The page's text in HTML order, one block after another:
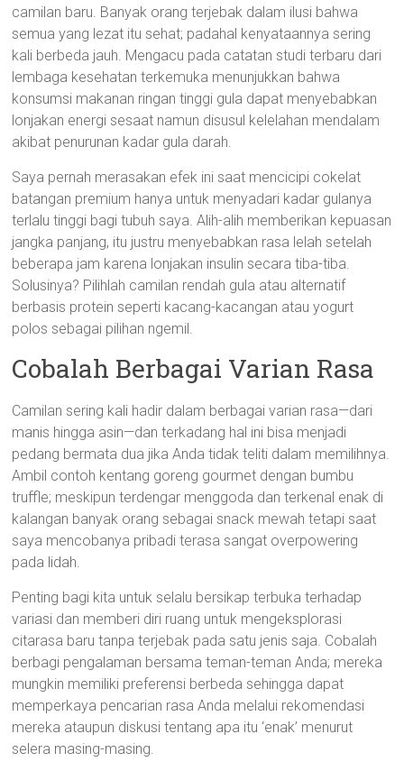
camilan baru. Banyak orang terjebak dalam ilusi bahwa
semua yang lezat itu sehat; padahal kenyataannya sering
kali berbeda jauh. Mengacu pada catatan studi terbaru dari
lembaga kesehatan terkemuka menunjukkan bahwa
konsumsi makanan ringan tinggi gula dapat menyebabkan
lonjakan energi sesaat namun disusul kelelahan mendalam
akibat penurunan kadar gula darah.
Saya pernah merasakan efek ini saat mencicipi cokelat
batangan premium hanya untuk menyadari kadar gulanya
terlalu tinggi bagi tubuh saya. Alih-alih memberikan kepuasan
jangka panjang, itu justru menyebabkan rasa lelah setelah
beberapa jam karena lonjakan insulin secara tiba-tiba.
Solusinya? Pilihlah camilan rendah gula atau alternatif
berbasis protein seperti kacang-kacangan atau yogurt
polos sebagai pilihan ngemil.
Cobalah Berbagai Varian Rasa
Camilan sering kali hadir dalam berbagai varian rasa—dari
manis hingga asin—dan terkadang hal ini bisa menjadi
pedang bermata dua jika Anda tidak teliti dalam memilihnya.
Ambil contoh kentang goreng gourmet dengan bumbu
truffle; meskipun terdengar menggoda dan terkenal enak di
kalangan banyak orang sebagai snack mewah tetapi saat
saya mencobanya pribadi terasa sangat overpowering
pada lidah.
Penting bagi kita untuk selalu bersikap terbuka terhadap
variasi dan memberi diri ruang untuk mengeksplorasi
citarasa baru tanpa terjebak pada satu jenis saja. Cobalah
berbagi pengalaman bersama teman-teman Anda; mereka
mungkin memiliki preferensi berbeda sehingga dapat
memperkaya pencarian rasa Anda melalui rekomendasi
mereka ataupun diskusi tentang apa itu ‘enak’ menurut
selera masing-masing.